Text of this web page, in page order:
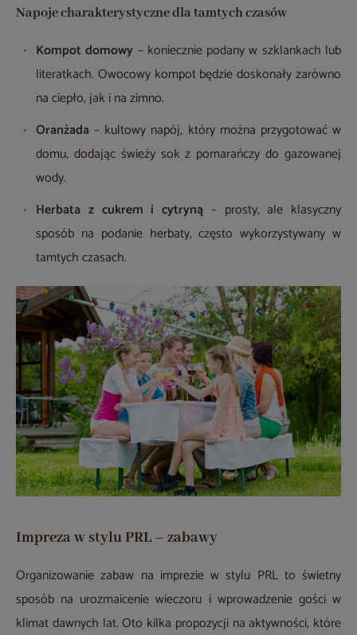
Napoje charakterystyczne dla tamtych czasów
Kompot domowy – koniecznie podany w szklankach lub
literatkach. Owocowy kompot będzie doskonały zarówno
na ciepło, jak i na zimno.
Oranżada – kultowy napój, który można przygotować w
domu, dodając świeży sok z pomarańczy do gazowanej
wody.
Herbata z cukrem i cytryną – prosty, ale klasyczny
sposób na podanie herbaty, często wykorzystywany w
tamtych czasach.
Impreza w stylu PRL – zabawy
Organizowanie zabaw na imprezie w stylu PRL to świetny
sposób na urozmaicenie wieczoru i wprowadzenie gości w
klimat dawnych lat. Oto kilka propozycji na aktywności, które